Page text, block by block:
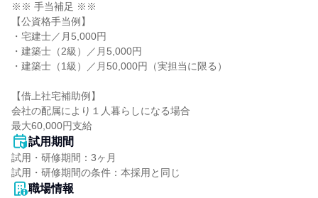
※※ 手当補足 ※※
【公資格手当例】
・宅建士／月5,000円
・建築士（2級）／月5,000円
・建築士（1級）／月50,000円（実担当に限る）
【借上社宅補助例】
会社の配属により１人暮らしになる場合
最大60,000円支給
試用期間
試用・研修期間：3ヶ月
職場情報